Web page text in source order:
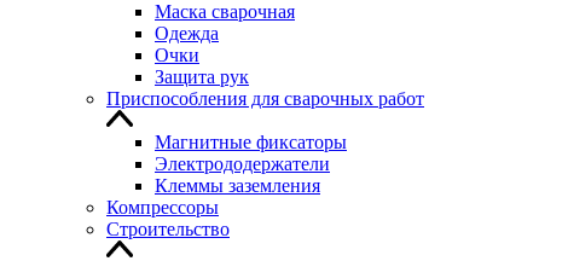
Маска сварочная
Одежда
Очки
Защита рук
Приспособления для сварочных работ
Магнитные фиксаторы
Электрододержатели
Клеммы заземления
Компрессоры
Строительство